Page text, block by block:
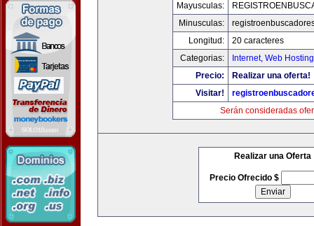
Mayusculas:
Minusculas:
Longitud:
20 caracteres
Categorias:
Internet, Web
Precio:
Realizar una oferta!
Visitar!
Serán consideradas
Realizar una Oferta
Precio Ofrecido $